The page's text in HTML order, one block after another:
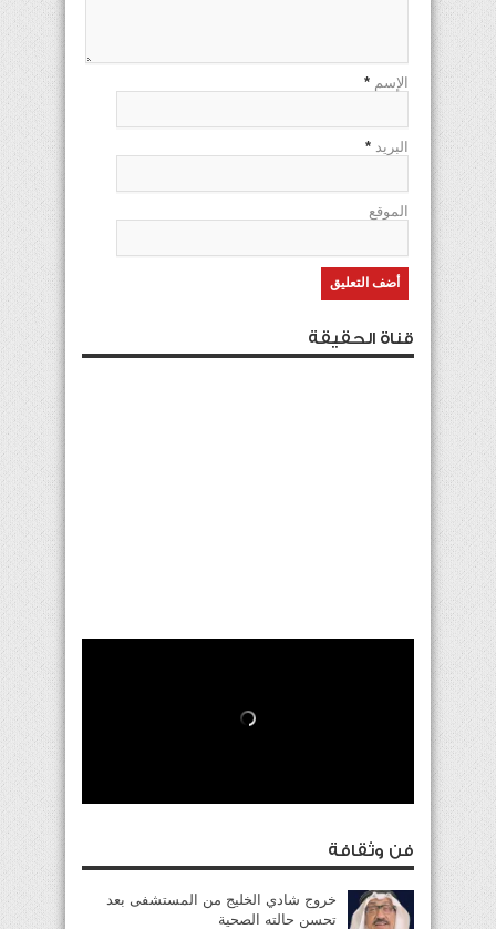
الإسم *
البريد *
الموقع
قناة الحقيقة
فن وثقافة
خروج شادي الخليج من المستشفى بعد
تحسن حالته الصحية